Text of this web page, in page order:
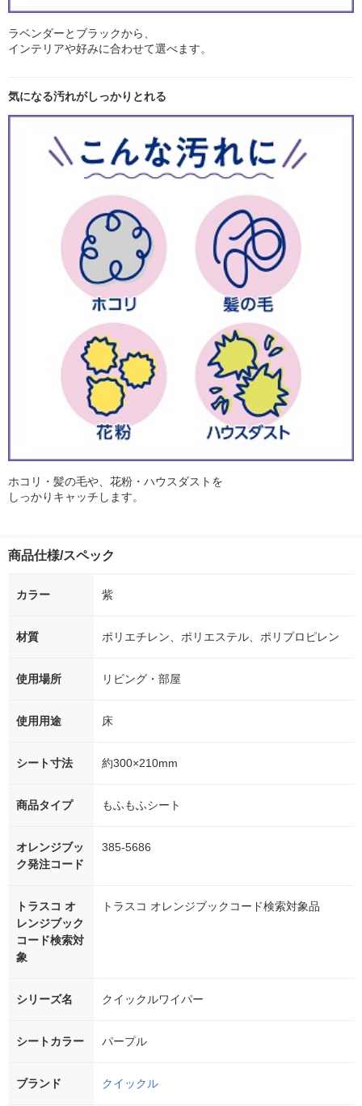
ラベンダーとブラックから、
インテリアや好みに合わせて選べます。
気になる汚れがしっかりとれる
ホコリ・髪の毛や、花粉・ハウスダストを
しっかりキャッチします。
商品仕様/スペック
カラー 紫
材質 ポリエチレン、ポリエステル、ポリプロピレン
使用場所 リビング・部屋
使用用途 床
シート寸法 約300×210mm
商品タイプ もふもふシート
オレンジブッ
ク発注コード
385-5686
トラスコ オ
レンジブック
コード検索対
象
トラスコ オレンジブックコード検索対象品
シリーズ名 クイックルワイパー
シートカラー パープル
ブランド クイックル